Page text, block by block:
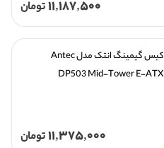
11,187,500تومان
DP503 Mid-Tower E-ATX
11,375,000تومان